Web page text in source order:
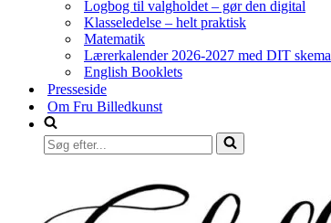
Logbog til valgholdet – gør den digital
Klasseledelse – helt praktisk
Matematik
Lærerkalender 2026-2027 med DIT skema
English Booklets
Presseside
Om Fru Billedkunst
Søg
efter...